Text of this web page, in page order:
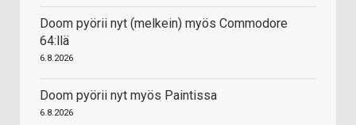
Doom pyörii nyt (melkein) myös Commodore
64:llä
6.8.2026
Doom pyörii nyt myös Paintissa
6.8.2026